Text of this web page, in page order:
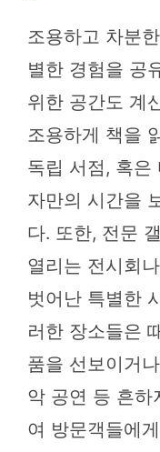
조용하고 차분
별한 경험을 공
위한 공간도 계
조용하게 책을
독립 서점, 혹은
자만의 시간을
다. 또한, 전문
열리는 전시회
벗어난 특별한
러한 장소들은
품을 선보이거
악 공연 등 흔하
여 방문객들에